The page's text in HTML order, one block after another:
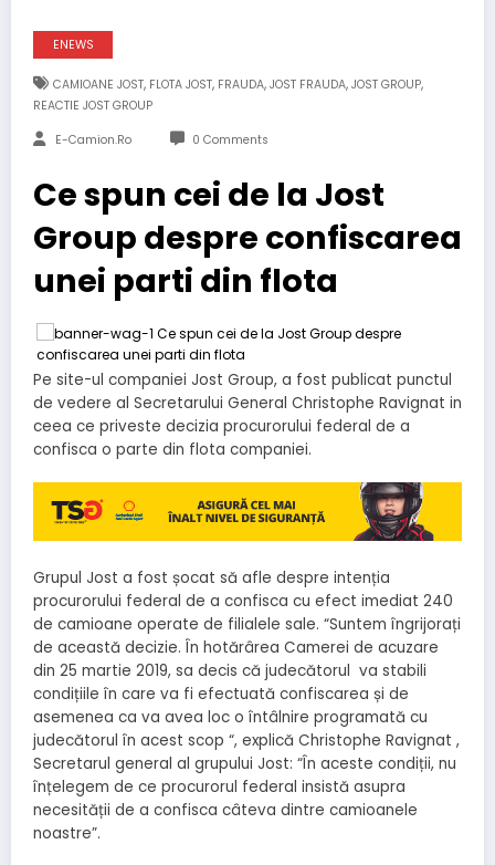
ENEWS
CAMIOANE JOST, FLOTA JOST, FRAUDA, JOST FRAUDA, JOST GROUP,
REACTIE JOST GROUP
E-Camion.ro 0 Comments
Ce spun cei de la Jost
Group despre confiscarea
unei parti din flota
Pe site-ul companiei Jost Group, a fost publicat punctul
de vedere al Secretarului General Christophe Ravignat in
ceea ce priveste decizia procurorului federal de a
confisca o parte din flota companiei.
Grupul Jost a fost șocat să afle despre intenția
procurorului federal de a confisca cu efect imediat 240
de camioane operate de filialele sale. “Suntem îngrijorați
de această decizie. În hotărârea Camerei de acuzare
din 25 martie 2019, sa decis că judecătorul va stabili
condițiile în care va fi efectuată confiscarea și de
asemenea ca va avea loc o întâlnire programată cu
judecătorul în acest scop “, explică Christophe Ravignat ,
Secretarul general al grupului Jost: “În aceste condiții, nu
înțelegem de ce procurorul federal insistă asupra
necesității de a confisca câteva dintre camioanele
noastre”.